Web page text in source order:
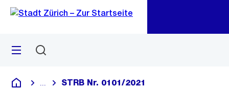
Navigation
Sprunglink
Menü
Deutsch
Blende alle Breadcrumbs ein
STRB Nr. 0101/2021